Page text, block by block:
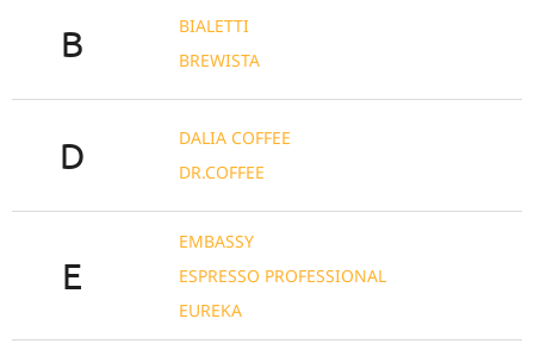
B
BIALETTI
BREWISTA
D
DALIA COFFEE
DR.COFFEE
E
EMBASSY
ESPRESSO PROFESSIONAL
EUREKA